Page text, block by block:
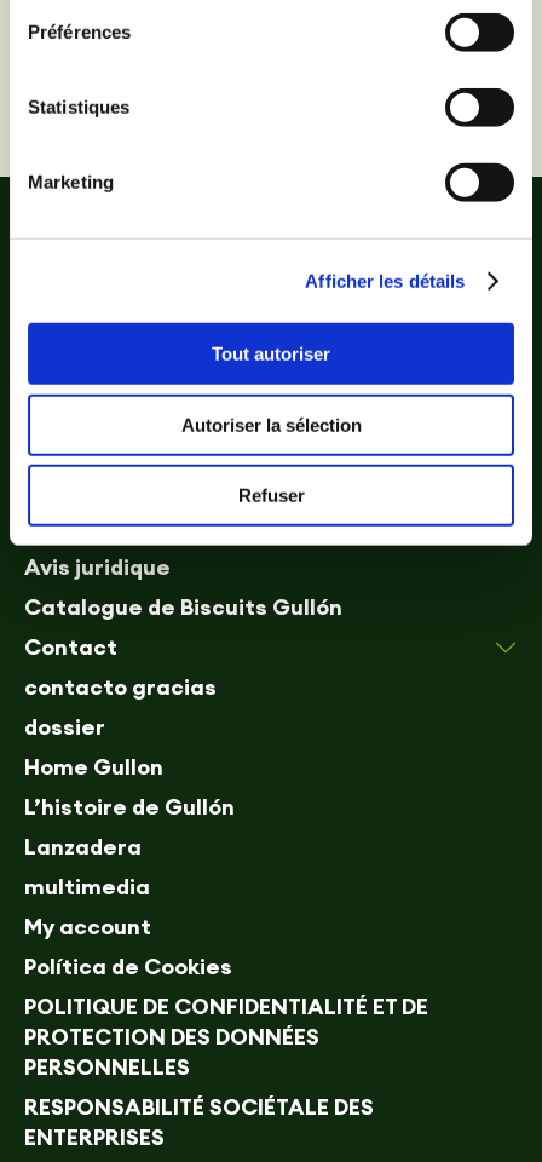
Préférences
Statistiques
Marketing
Afficher les détails
Tout autoriser
Autoriser la sélection
Refuser
À propos du Gluten
Avis juridique
Catalogue de Biscuits Gullón
Contact
contacto gracias
dossier
Home Gullon
L’histoire de Gullón
Lanzadera
multimedia
My account
Política de Cookies
POLITIQUE DE CONFIDENTIALITÉ ET DE
PROTECTION DES DONNÉES
PERSONNELLES
RESPONSABILITÉ SOCIÉTALE DES
ENTERPRISES